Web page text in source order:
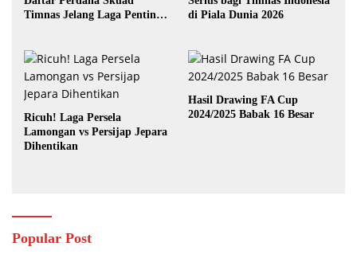
Timnas Jelang Laga Penting
di Piala Dunia 2026
Ricuh! Laga Persela
Lamongan vs Persijap Jepara
Dihentikan
Hasil Drawing FA Cup
2024/2025 Babak 16 Besar
Popular Post